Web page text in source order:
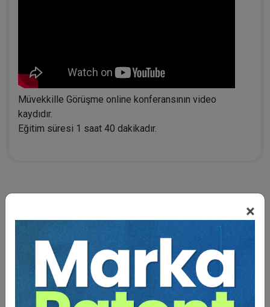
×
Müvekkille Görüşme online konferansının video
kaydıdır.
Eğitim süresi 1 saat 40 dakikadır.
BENZER VIDEO EĞITIMLER
Video Eğitim Abonesi Ol: Sadece 5490 TL / Yıllık